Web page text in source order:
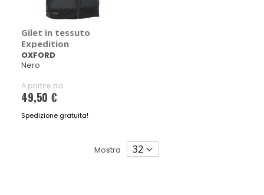
Gilet in tessuto
Expedition
OXFORD
Nero
A partire da
49,50 €
Spedizione gratuita!
Mostra